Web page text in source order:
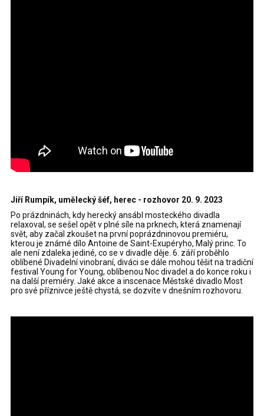
Jiří Rumpík, umělecký šéf, herec - rozhovor 20. 9. 2023
Po prázdninách, kdy herecký ansábl mosteckého divadla
relaxoval, se sešel opět v plné síle na prknech, která znamenají
svět, aby začal zkoušet na první poprázdninovou premiéru,
kterou je známé dílo Antoine de Saint-Exupéryho, Malý princ. To
ale není zdaleka jediné, co se v divadle děje. 6. září proběhlo
oblíbené Divadelní vinobraní, diváci se dále mohou těšit na tradiční
festival Young for Young, oblíbenou Noc divadel a do konce roku i
na další premiéry. Jaké akce a inscenace Městské divadlo Most
pro své příznivce ještě chystá, se dozvíte v dnešním rozhovoru.